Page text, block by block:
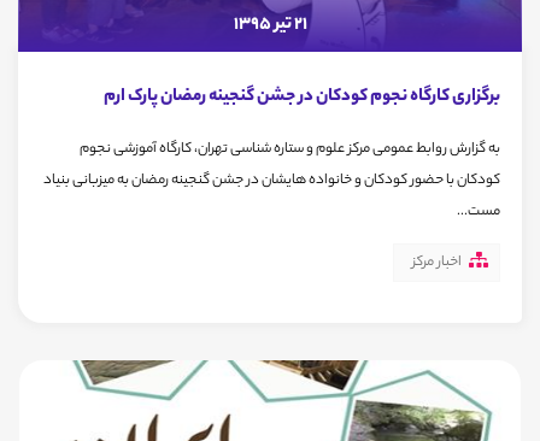
21 تیر 1395
برگزاری کارگاه نجوم کودکان در جشن گنجینه رمضان پارک ارم
به گزارش روابط عمومی مرکز علوم و ستاره شناسی تهران، کارگاه آموزشی نجوم
کودکان با حضور کودکان و خانواده هایشان در جشن گنجینه رمضان به میزبانی بنیاد
مست...
اخبار مرکز